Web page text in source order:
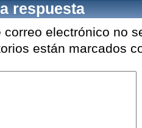
respuesta
correo electrónico no
están marcados